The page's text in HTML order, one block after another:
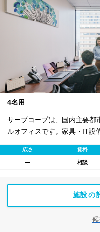
4名用
サーブコープは、国内主要都
ルオフィスです。家具・IT設
Fiを完備。バイリンガル秘書
始が可能。初期費用を抑え、
用可能。最短1ヶ月から契約
広さ 賃料
― 相談
施設の